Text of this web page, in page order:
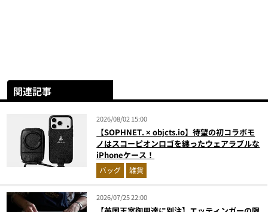
関連記事
2026/08/02 15:00
【SOPHNET. × objcts.io】待望の初コラボモ
ノはスコーピオンロゴを纏ったウェアラブルな
iPhoneケース！
バッグ 雑貨
2026/07/25 22:00